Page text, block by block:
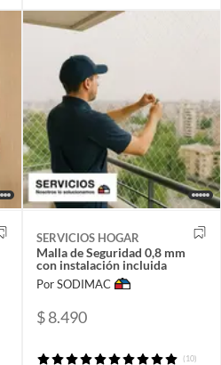
SERVICIOS HOGAR
Malla de Seguridad 0,8 mm
con instalación incluida
Por SODIMAC
$ 8.490
(10)